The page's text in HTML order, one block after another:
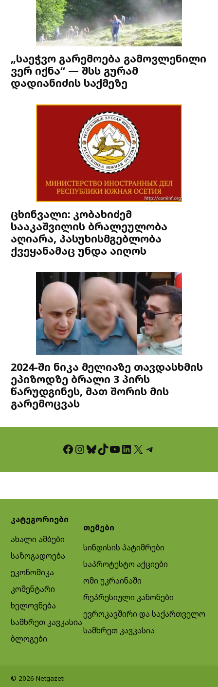
„საეჭვო გარემოება გამოვლენილი
ვერ იქნა“ — შსს გურამ
დადიანიძის საქმეზე
ცხინვალი: კობახიძემ
სააკაშვილის ბრალეულობა
აღიარა, პასუხისმგებლობა
ქვეყანამაც უნდა აიღოს
2024-ში ნიკა მელიაზე თავდასხმის
ეპიზოდზე ბრალი 3 პირს
წარუდგინეს, მათ შორის მის
გარემოცვას
Facebook InstagramBluesky TikTok YouTube LinkedIn X Telegram
კატეგორიები
ახალი ამბები
საზოგადოება
ეკონომიკა
კომენტარი
ხელოვნება
სამხრეთ კავკასია
ბლოგები
თემები
სინდისის პატიმრები
საპროტესტო აქციები
ომი უკრაინაში
რეპრესიული კანონები
ევროკავშირი და საქართველო
სამხრეთ კავკასია
© 2026 Netgazeti